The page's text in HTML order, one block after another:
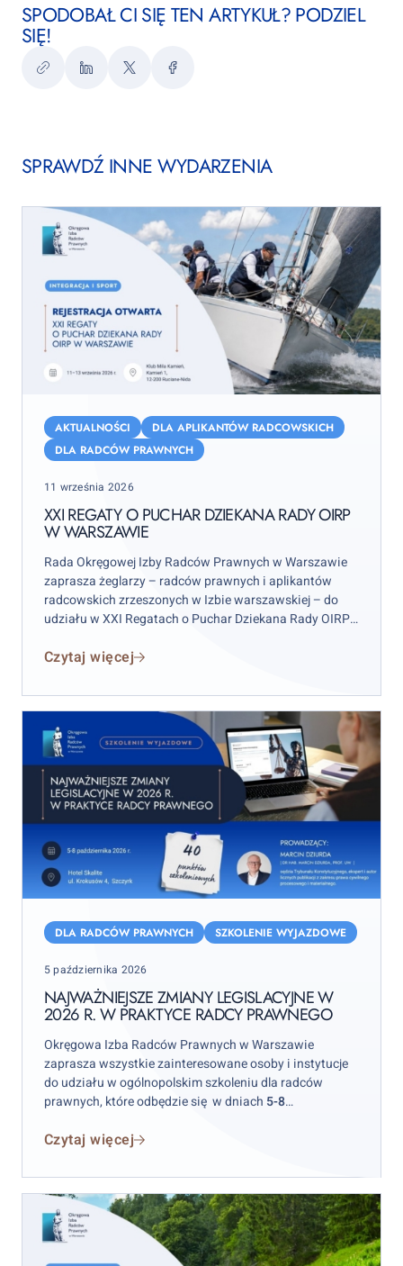
SPODOBAŁ CI SIĘ TEN ARTYKUŁ? PODZIEL
SIĘ!
KopiujLinkedInTwitter Facebook
SPRAWDŹ INNE WYDARZENIA
Regaty
Dziekana
Rady
OIRP
Warszawie
AKTUALNOŚCI
DLA APLIKANTÓW RADCOWSKICH
DLA RADCÓW PRAWNYCH
Posted
11 września 2026
XXI REGATY O PUCHAR DZIEKANA RADY OIRP
W WARSZAWIE
Rada Okręgowej Izby Radców Prawnych w Warszawie
zaprasza żeglarzy – radców prawnych i aplikantów
radcowskich zrzeszonych w Izbie warszawskiej – do
udziału w XXI Regatach o Puchar Dziekana Rady OIRP
września 2026 r. (sobota–niedziela), przy czym
Czytaj więcej
zmiany
2026
praktyce
radcy
prawnego
DLA RADCÓW PRAWNYCH SZKOLENIE WYJAZDOWE
Posted
5 października 2026
NAJWAŻNIEJSZE ZMIANY LEGISLACYJNE W
2026 R. W PRAKTYCE RADCY PRAWNEGO
Okręgowa Izba Radców Prawnych w Warszawie
zaprasza wszystkie zainteresowane osoby i instytucje
do udziału w ogólnopolskim szkoleniu dla radców
prawnych, które odbędzie się w dniach 5-8
Czytaj więcej